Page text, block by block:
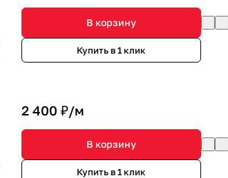
В корзину
Купить в 1 клик
2 400 ₽/м
В корзину
Купить в 1 клик